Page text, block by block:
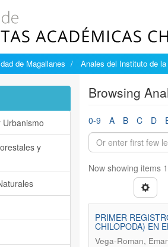
de Magallanes Anales del Instituto de
Browsing
0-9 A B C D
Now showing items
PRIMER
CHILOPODA) EN
Vega-Roman,
y